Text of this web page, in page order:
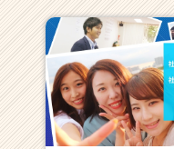
の
採
求
人
一
覧
-